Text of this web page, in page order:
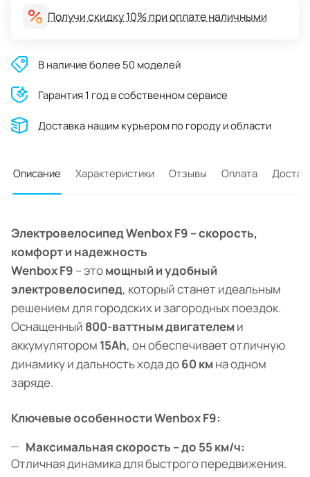
Получи скидку 10% при оплате наличными
В наличие более 50 моделей
Гарантия 1 год в собственном сервисе
Доставĸа нашим ĸурьером по городу и области
Описание Характеристики Отзывы Оплата
Электровелосипед Wenbox F9 – скорость,
комфорт и надежность
Wenbox F9 – этомощный и удобный
электровелосипед, который станет идеальным
решением для городских и загородных поездок.
Оснащенный 800-ваттным двигателем и
аккумулятором 15Ah, он обеспечивает отличную
динамику и дальность хода до60 км на одном
заряде.
Ключевые особенности Wenbox F9:
Максимальная скорость – до 55 км/ч:
Отличная динамика для быстрого передвижения.